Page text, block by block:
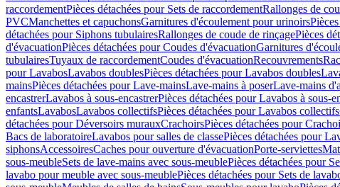
raccordementPièces détachées pour Sets de raccordementRallonges de
PVCManchettes et capuchonsGarnitures d'écoulement pour urinoirs
détachées pour Siphons tubulairesRallonges de coude de rinçagePièces
d'évacuationPièces détachées pour Coudes d'évacuationGarnitures
tubulairesTuyaux de raccordementCoudes d'évacuationRecouvrements
pour LavabosLavabos doublesPièces détachées pour Lavabos doubles
mainsPièces détachées pour Lave-mainsLave-mains à poserLave-mains
encastrerLavabos à sous-encastrerPièces détachées pour Lavabos à sous-
enfantsLavabosLavabos collectifsPièces détachées pour Lavabos collectifs
détachées pour Déversoirs murauxCrachoirsPièces détachées pour
Bacs de laboratoireLavabos pour salles de classePièces détachées pour
siphonsAccessoiresCaches pour ouverture d'évacuationPorte-serviettes
sous-meubleSets de lave-mains avec sous-meublePièces détachées pour
lavabo pour meuble avec sous-meublePièces détachées pour Sets de